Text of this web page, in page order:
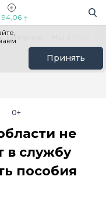
94,06
Принять
Telegram
0+
не
в службу
пособия